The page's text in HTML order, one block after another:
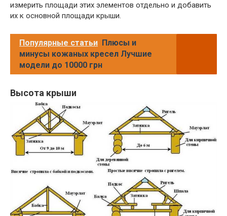
измерить площади этих элементов отдельно и добавить
их к основной площади крыши.
Популярные статьи Плюсы и
минусы кожаных кресел Лучшие
модели до 10000 грн
Высота крыши